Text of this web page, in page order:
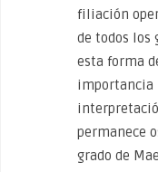
filiación
de todos los
esta forma
importancia
permanece
grado de